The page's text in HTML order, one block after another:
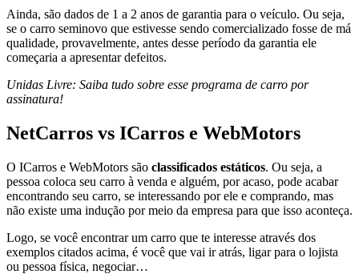
Ainda, são dados de 1 a 2 anos de garantia para o veículo. Ou seja,
se o carro seminovo que estivesse sendo comercializado fosse de má
qualidade, provavelmente, antes desse período da garantia ele
começaria a apresentar defeitos.
Unidas Livre: Saiba tudo sobre esse programa de carro por
assinatura!
NetCarros vs ICarros e WebMotors
O ICarros e WebMotors são classificados estáticos. Ou seja, a
pessoa coloca seu carro à venda e alguém, por acaso, pode acabar
encontrando seu carro, se interessando por ele e comprando, mas
não existe uma indução por meio da empresa para que isso aconteça.
Logo, se você encontrar um carro que te interesse através dos
exemplos citados acima, é você que vai ir atrás, ligar para o lojista
ou pessoa física, negociar…